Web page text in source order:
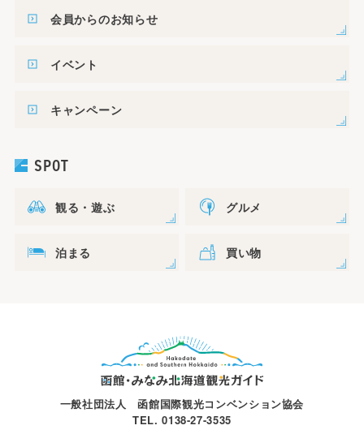
会員からのお知らせ
イベント
キャンペーン
SPOT
観る・遊ぶ グルメ
泊まる 買い物
一般社団法人 函館国際観光コンベンション協会
TEL. 0138-27-3535